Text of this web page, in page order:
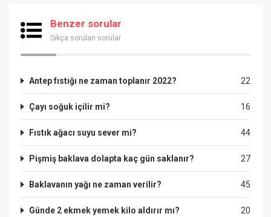
Benzer sorular
Sıkça sorulan sorular
22
Antep fıstığı ne zaman toplanır 2022?
16
Çayı soğuk içilir mi?
44
Fıstık ağacı suyu sever mi?
27
Pişmiş baklava dolapta kaç gün saklanır?
45
Baklavanın yağı ne zaman verilir?
20
Günde 2 ekmek yemek kilo aldırır mı?